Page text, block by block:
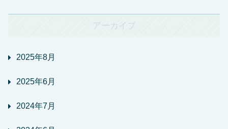
アーカイブ
2025年8月
2025年6月
2024年7月